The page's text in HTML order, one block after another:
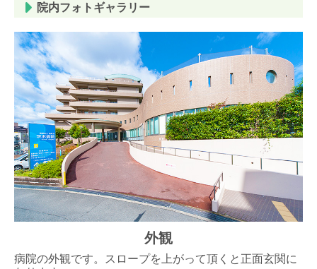
院内フォトギャラリー
外観
病院の外観です。スロープを上がって頂くと正面玄関に